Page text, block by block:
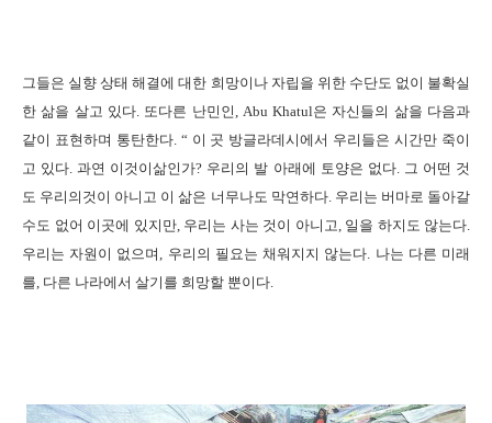
그들은 실향 상태 해결에 대한 희망이나 자립을 위한 수단도 없이 불확실
한 삶을 살고 있다. 또다른 난민인, Abu Khatul은 자신들의 삶을 다음과
같이 표현하며 통탄한다. “ 이 곳 방글라데시에서 우리들은 시간만 죽이
고 있다.과연 이것이삶인가? 우리의 발 아래에 토양은 없다. 그 어떤 것
도 우리의것이 아니고 이 삶은 너무나도 막연하다. 우리는 버마로 돌아갈
수도 없어 이곳에 있지만, 우리는 사는 것이 아니고, 일을 하지도 않는다.
우리는 자원이 없으며, 우리의 필요는 채워지지 않는다. 나는 다른 미래
를, 다른 나라에서 살기를 희망할 뿐이다.